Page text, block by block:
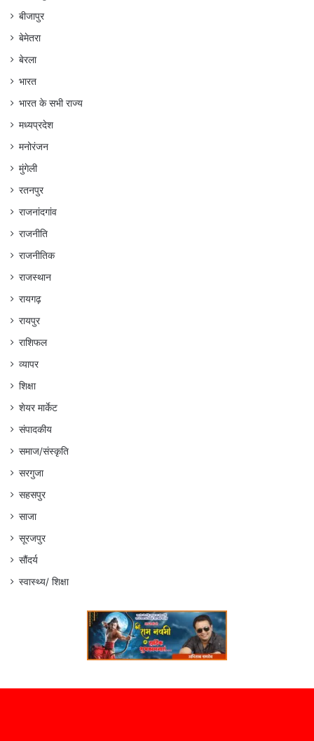
बीजापुर
बेमेतरा
बेरला
भारत
भारत के सभी राज्य
मध्यप्रदेश
मनोरंजन
मुंगेली
रतनपुर
राजनांदगांव
राजनीति
राजनीतिक
राजस्थान
रायगढ़
रायपुर
राशिफल
व्यापर
शिक्षा
शेयर मार्केट
संपादकीय
समाज/संस्कृति
सरगुजा
सहसपुर
साजा
सूरजपुर
सौंदर्य
स्वास्थ्य/ शिक्षा